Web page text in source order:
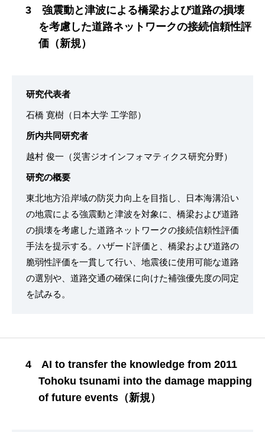
3 強震動と津波による橋梁および道路の損壊
を考慮した道路ネットワークの接続信頼性評
価（新規）
研究代表者
石橋 寛樹（日本大学 工学部）
所内共同研究者
越村 俊一（災害ジオインフォマティクス研究分野）
研究の概要
東北地方沿岸域の防災力向上を目指し、日本海溝沿い
の地震による強震動と津波を対象に、橋梁および道路
の損壊を考慮した道路ネットワークの接続信頼性評価
手法を提示する。ハザード評価と、橋梁および道路の
脆弱性評価を一貫して行い、地震後に使用可能な道路
の選別や、道路交通の確保に向けた補強優先度の同定
を試みる。
4 AI to transfer the knowledge from 2011
Tohoku tsunami into the damage mapping
of future events（新規）